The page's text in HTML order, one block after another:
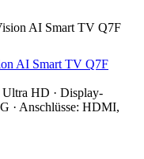
AI Smart TV Q7F
HD · Display-
· Anschlüsse: HDMI,